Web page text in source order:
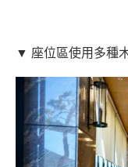
▼ 座位區使用多種